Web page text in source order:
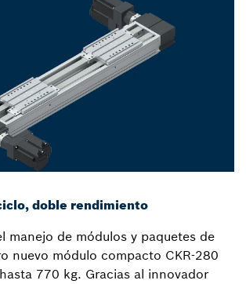
doble rendimiento
manejo de módulos y paquetes de
nuevo módulo compacto CKR-280
770 kg. Gracias al innovador